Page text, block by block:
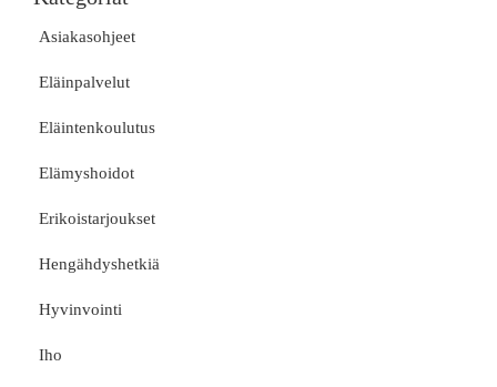
Asiakasohjeet
Eläinpalvelut
Eläintenkoulutus
Elämyshoidot
Erikoistarjoukset
Hengähdyshetkiä
Hyvinvointi
Iho